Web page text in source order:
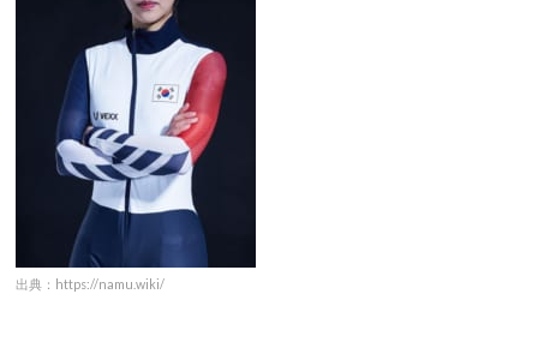
出典：https://namu.wiki/